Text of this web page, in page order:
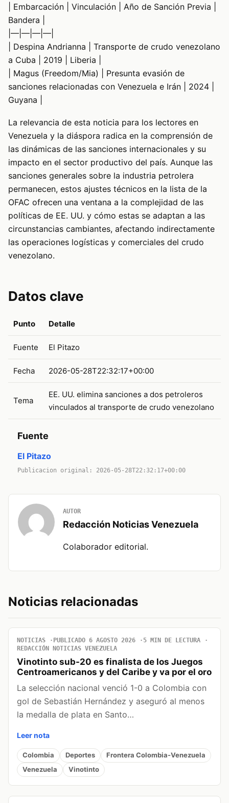
| Embarcación | Vinculación | Año de Sanción Previa |
Bandera |
|—|—|—|—|
| Despina Andrianna | Transporte de crudo venezolano
a Cuba | 2019 | Liberia |
| Magus (Freedom/Mia) | Presunta evasión de
sanciones relacionadas con Venezuela e Irán | 2024 |
Guyana |
La relevancia de esta noticia para los lectores en
Venezuela y la diáspora radica en la comprensión de
las dinámicas de las sanciones internacionales y su
impacto en el sector productivo del país. Aunque las
sanciones generales sobre la industria petrolera
permanecen, estos ajustes técnicos en la lista de la
OFAC ofrecen una ventana a la complejidad de las
políticas de EE. UU. y cómo estas se adaptan a las
circunstancias cambiantes, afectando indirectamente
las operaciones logísticas y comerciales del crudo
venezolano.
Datos clave
Punto Detalle
Fuente El Pitazo
Fecha 2026-05-28T22:32:17+00:00
Tema
EE. UU. elimina sanciones a dos petroleros
vinculados al transporte de crudo venezolano
Fuente
El Pitazo
Publicacion original: 2026-05-28T22:32:17+00:00
AUTOR
Redacción Noticias Venezuela
Colaborador editorial.
Noticias relacionadas
NOTICIAS PUBLICADO 6 AGOSTO 2026
5 MIN DE LECTURA
REDACCIÓN NOTICIAS VENEZUELA
Vinotinto sub-20 es finalista de los Juegos
Centroamericanos y del Caribe y va por el oro
La selección nacional venció 1-0 a Colombia con
gol de Sebastián Hernández y aseguró al menos
la medalla de plata en Santo…
Leer nota
Colombia Deportes
Frontera Colombia-Venezuela
Venezuela
Vinotinto